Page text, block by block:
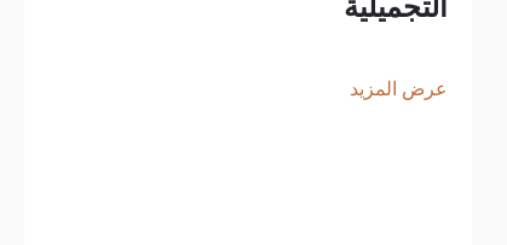
التجميلية
عرض المزيد